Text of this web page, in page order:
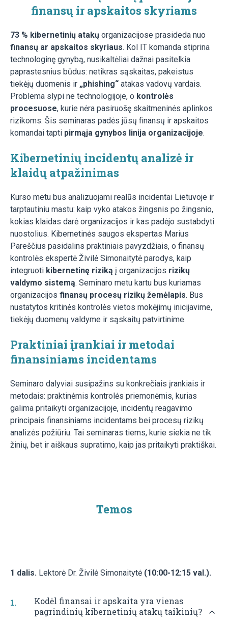
finansų ir apskaitos skyriams
73 % kibernetinių atakų organizacijose prasideda nuo
finansų ar apskaitos skyriaus. Kol IT komanda stiprina
technologinę gynybą, nusikaltėliai dažnai pasitelkia
paprastesnius būdus: netikras sąskaitas, pakeistus
tiekėjų duomenis ir „phishing“ atakas vadovų vardais.
Problema slypi ne technologijoje, o kontrolės
procesuose, kurie nėra pasiruošę skaitmeninės aplinkos
rizikoms. Šis seminaras padės jūsų finansų ir apskaitos
komandai tapti pirmąja gynybos linija organizacijoje.
Kibernetinių incidentų analizė ir
klaidų atpažinimas
Kurso metu bus analizuojami realūs incidentai Lietuvoje ir
tarptautiniu mastu: kaip vyko atakos žingsnis po žingsnio,
kokias klaidas darė organizacijos ir kas padėjo sustabdyti
nuostolius. Kibernetinės saugos ekspertas Marius
Pareščius pasidalins praktiniais pavyzdžiais, o finansų
kontrolės ekspertė Živilė Simonaitytė parodys, kaip
integruoti kibernetinę riziką į organizacijos rizikų
valdymo sistemą. Seminaro metu kartu bus kuriamas
organizacijos finansų procesų rizikų žemėlapis. Bus
nustatytos kritinės kontrolės vietos mokėjimų inicijavime,
tiekėjų duomenų valdyme ir sąskaitų patvirtinime.
Praktiniai įrankiai ir metodai
finansiniams incidentams
Seminaro dalyviai susipažins su konkrečiais įrankiais ir
metodais: praktinėmis kontrolės priemonėmis, kurias
galima pritaikyti organizacijoje, incidentų reagavimo
principais finansiniams incidentams bei procesų rizikų
analizės požiūriu. Tai seminaras tiems, kurie siekia ne tik
žinių, bet ir aiškaus supratimo, kaip jas pritaikyti praktiškai.
Temos
1 dalis. Lektorė Dr. Živilė Simonaitytė (10:00-12:15 val.).
Kodėl finansai ir apskaita yra vienas
pagrindinių kibernetinių atakų taikinių?